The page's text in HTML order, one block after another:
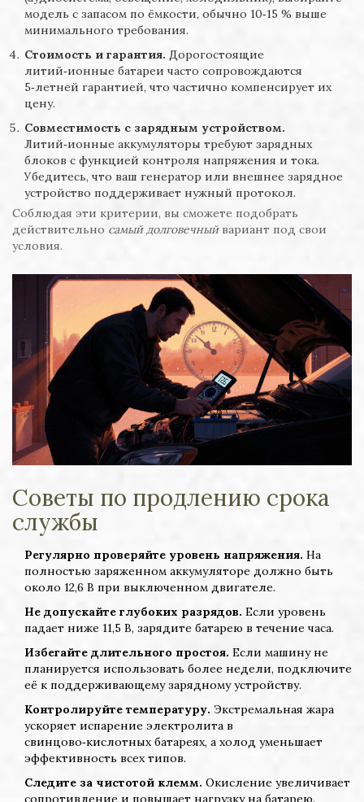
модель с запасом по ёмкости, обычно 10‑15 % выше
минимального требования.
Стоимость и гарантия. Дорогостоящие
литий‑ионные батареи часто сопровождаются
5‑летней гарантией, что частично компенсирует их
цену.
Совместимость с зарядным устройством.
Литий‑ионные аккумуляторы требуют зарядных
блоков с функцией контроля напряжения и тока.
Убедитесь, что ваш генератор или внешнее зарядное
устройство поддерживает нужный протокол.
Соблюдая эти критерии, вы сможете подобрать
действительно самый долговечныйвариант под свои
условия.
Советы по продлению срока
службы
Регулярно проверяйте уровень напряжения. На
полностью заряженном аккумуляторе должно быть
около 12,6 В при выключенном двигателе.
Не допускайте глубоких разрядов. Если уровень
падает ниже 11,5 В, зарядите батарею в течение часа.
Избегайте длительного простоя. Если машину не
планируется использовать более недели, подключите
её к поддерживающему зарядному устройству.
Контролируйте температуру. Экстремальная жара
ускоряет испарение электролита в
свинцово‑кислотных батареях, а холод уменьшает
эффективность всех типов.
Следите за чистотой клемм. Окисление увеличивает
сопротивление и повышает нагрузку на батарею.